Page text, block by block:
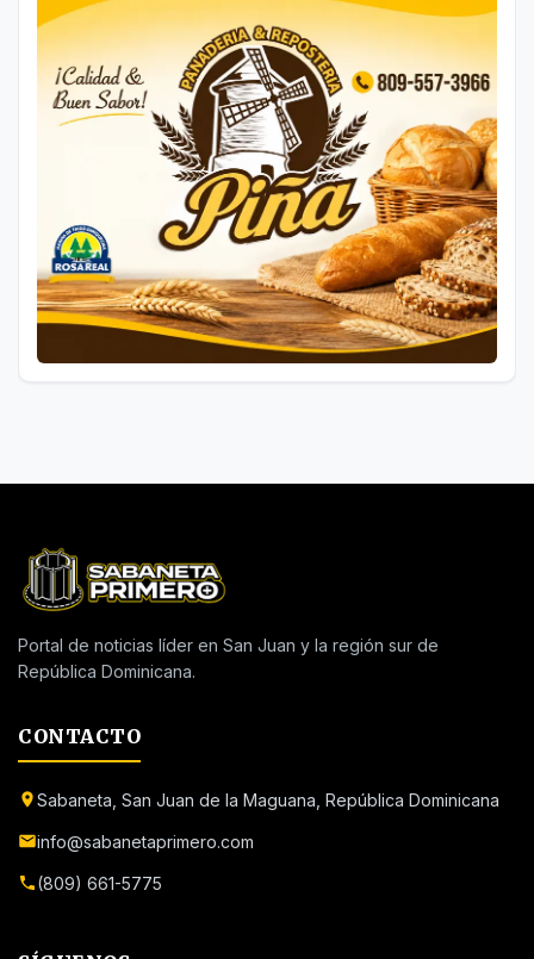
Portal de noticias líder en San Juan y la región sur de
República Dominicana.
CONTACTO
Sabaneta, San Juan de la Maguana, República Dominicana
info@sabanetaprimero.com
(809) 661-5775